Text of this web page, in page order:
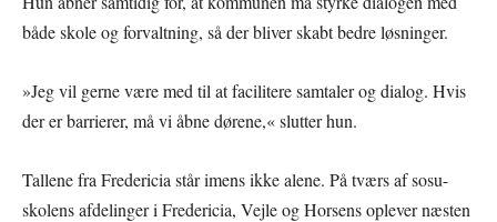
både skole og forvaltning, så der bliver skabt bedre løsninger.
»Jeg vil gerne være med til at facilitere samtaler og dialog. Hvis
der er barrierer, må vi åbne dørene,« slutter hun.
Tallene fra Fredericia står imens ikke alene. På tværs af sosu-
skolens afdelinger i Fredericia, Vejle og Horsens oplever næsten